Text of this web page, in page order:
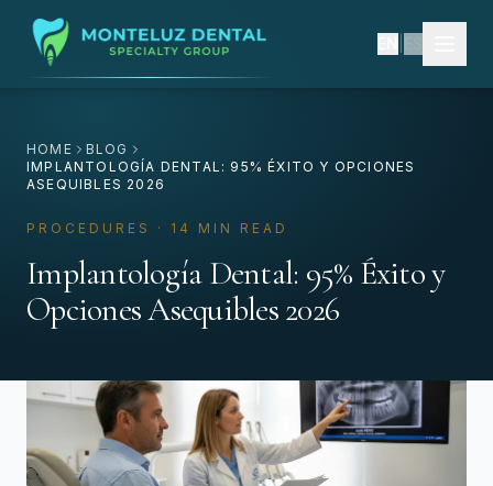
HOME
BLOG
IMPLANTOLOGÍA DENTAL: 95% ÉXITO Y OPCIONES
ASEQUIBLES 2026
PROCEDURES · 14 MIN READ
Implantología Dental: 95% Éxito y
Opciones Asequibles 2026